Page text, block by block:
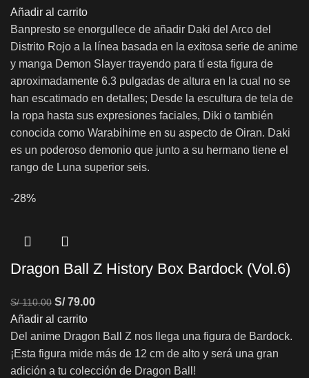
Añadir al carrito
Banpresto se enorgullece de añadir Daki del Arco del
Distrito Rojo a la línea basada en la exitosa serie de anime
y manga Demon Slayer trayendo para tí esta figura de
aproximadamente 6.3 pulgadas de altura en la cual no se
han escatimado en detalles; Desde la escultura de tela de
la ropa hasta sus expresiones faciales, Diki o también
conocida como Warabihime en su aspecto de Oiran. Daki
es un poderoso demonio que junto a su hermano tiene el
rango de Luna superior seis.
-28%
Dragon Ball Z History Box Bardock (Vol.6)
S/110.00 S/79.00
Añadir al carrito
Del anime Dragon Ball Z nos llega una figura de Bardock.
¡Esta figura mide más de 12 cm de alto y será una gran
adición a tu colección de Dragon Ball!